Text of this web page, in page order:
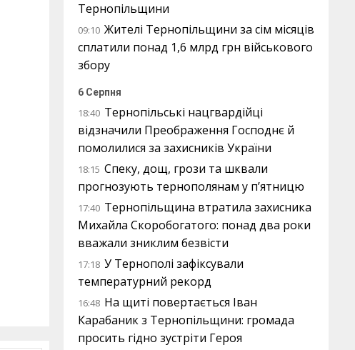
Тернопільщини
09:10 Жителі Тернопільщини за сім місяців
сплатили понад 1,6 млрд грн військового
збору
6 Серпня
18:40 Тернопільські нацгвардійці
відзначили Преображення Господнє й
помолилися за захисників України
18:15 Спеку, дощ, грози та шквали
прогнозують тернополянам у п’ятницю
17:40 Тернопільщина втратила захисника
Михайла Скоробогатого: понад два роки
вважали зниклим безвісти
17:18 У Тернополі зафіксували
температурний рекорд
16:48 На щиті повертається Іван
Карабаник з Тернопільщини: громада
просить гідно зустріти Героя